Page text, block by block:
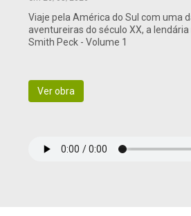
Viaje pela América do Sul com uma
aventureiras do século XX, a
Smith Peck - Volume 1
Ver obra